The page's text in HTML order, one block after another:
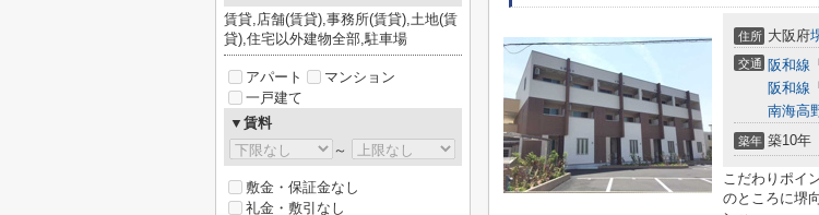
住所 大阪府
交通 阪和線 「
阪和線 「
南海高
築年 築10年
こだわりポイ
のところに堺
賃貸,店舗(賃貸),事務所(賃貸),土地(賃
貸),住宅以外建物全部,駐車場
アパート
マンション
一戸建て
▼賃料
～
敷金・保証金なし
礼金・敷引なし